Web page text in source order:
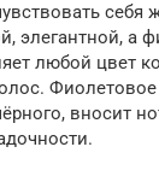
себя
элегантной, а
любой цвет
Фиолетовое
вносит